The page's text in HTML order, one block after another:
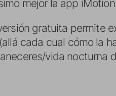
mejor la app
gratuita permite
cada cual cómo la
vida nocturna